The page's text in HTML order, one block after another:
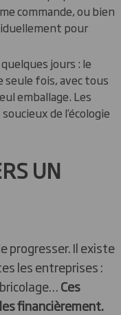
commande, ou bien
pour
jours : le
seule fois, avec tous
emballage. Les
de l’écologie
UN
progresser. Il existe
les entreprises :
Ces
financièrement.